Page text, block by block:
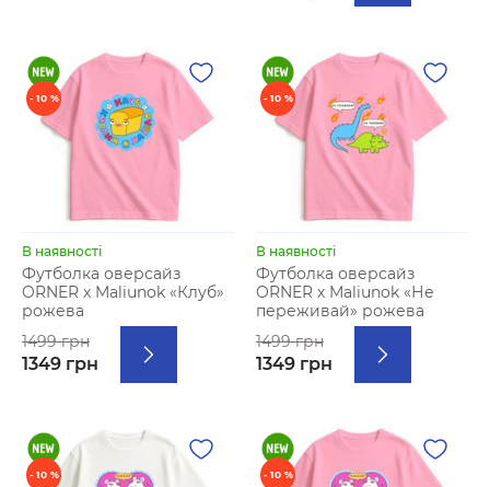
- 10 %
В наявності
Футболка оверсайз
ORNER х Maliunok «Клуб»
рожева
1499 грн
1349 грн
- 10 %
В наявності
Футболка оверсайз
ORNER х Maliunok «Не
переживай» рожева
1499 грн
1349 грн
- 10 % - 10 %